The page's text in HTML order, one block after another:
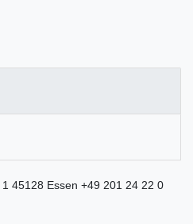
1 45128 Essen +49 201 24 22 0